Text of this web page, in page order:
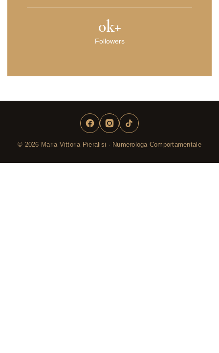
Followers
0k+
© 2026 Maria Vittoria Pieralisi · Numerologa Comportamentale